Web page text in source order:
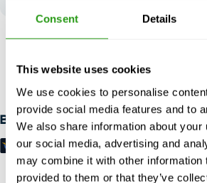
Consent Details
This website uses cookies
We use cookies to personalise
provide social media features and to
We also share information about your
our social media, advertising and
may combine it with other information
provided to them or that they’ve
Tot 24 uur van tevoren gratis
Betaalmethoden